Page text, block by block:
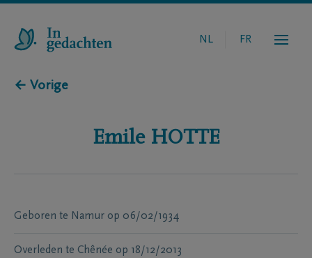
NL FR
← Vorige
Emile HOTTE
Geboren te Namur op 06/02/1934
Overleden te Chênée op 18/12/2013